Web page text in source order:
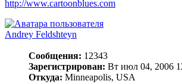
http://www.cartoonblues.com
Andrey Feldshteyn
Сообщения: 12343
Зарегистрирован: Вт июл 04, 2006
Откуда: Minneapolis, USA